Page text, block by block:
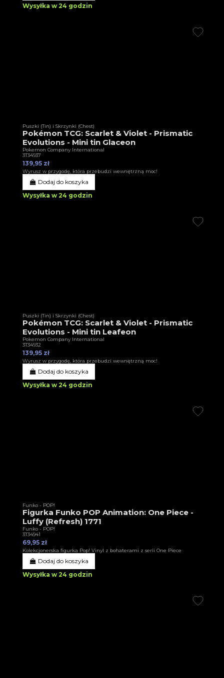
Wysyłka w 24 godzin
Puszki (Tin) i Skrzynki (Chest)
Pokémon TCG: Scarlet & Violet - Prismatic
Evolutions - Mini tin Glaceon
Pokemon Company International
3T34937
139,95 zł
Wyrusz w przygodę, która przebudzi wewnętrzną moc!
Dodaj do koszyka
Wysyłka w 24 godzin
Puszki (Tin) i Skrzynki (Chest)
Pokémon TCG: Scarlet & Violet - Prismatic
Evolutions - Mini tin Leafeon
Pokemon Company International
3T34932
139,95 zł
Wyrusz w przygodę, która przebudzi wewnętrzną moc!
Dodaj do koszyka
Wysyłka w 24 godzin
Funko - POP!
Figurka Funko POP Animation: One Piece -
Luffy (Refresh) 1771
Funko - POP!
3T34941
69,95 zł
Kolekcjonerska figurka Pop! Vinyl z bohaterami z serii One Piece
Dodaj do koszyka
Wysyłka w 24 godzin